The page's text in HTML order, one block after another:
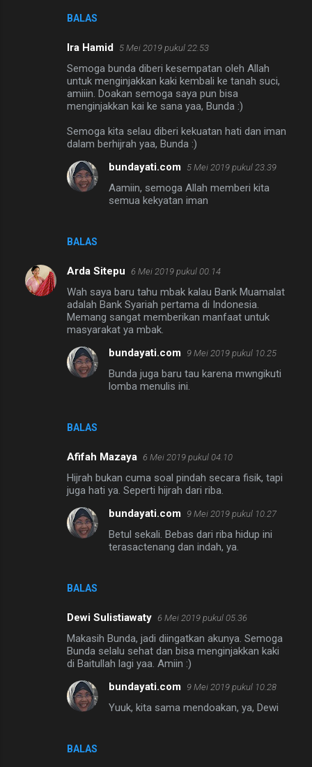
BALAS
Ira Hamid 5 Mei 2019 pukul 22.53
Semoga bunda diberi kesempatan oleh Allah
untuk menginjakkan kaki kembali ke tanah suci,
amiiin. Doakan semoga saya pun bisa
menginjakkan kai ke sana yaa, Bunda :)
Semoga kita selau diberi kekuatan hati dan iman
dalam berhijrah yaa, Bunda :)
BALAS
bundayati.com 5 Mei 2019 pukul 23.39
Aamiin, semoga Allah memberi kita
semua kekyatan iman
Arda Sitepu 6 Mei 2019 pukul 00.14
Wah saya baru tahu mbak kalau Bank Muamalat
adalah Bank Syariah pertama di Indonesia.
Memang sangat memberikan manfaat untuk
masyarakat ya mbak.
BALAS
bundayati.com 9 Mei 2019 pukul 10.25
Bunda juga baru tau karena mwngikuti
lomba menulis ini.
Afifah Mazaya 6 Mei 2019 pukul 04.10
Hijrah bukan cuma soal pindah secara fisik, tapi
juga hati ya. Seperti hijrah dari riba.
BALAS
bundayati.com 9 Mei 2019 pukul 10.27
Betul sekali. Bebas dari riba hidup ini
terasactenang dan indah, ya.
Dewi Sulistiawaty 6 Mei 2019 pukul 05.36
Makasih Bunda, jadi diingatkan akunya. Semoga
Bunda selalu sehat dan bisa menginjakkan kaki
di Baitullah lagi yaa. Amiin :)
BALAS
bundayati.com 9 Mei 2019 pukul 10.28
Yuuk, kita sama mendoakan, ya, Dewi